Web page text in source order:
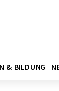
& BILDUNG